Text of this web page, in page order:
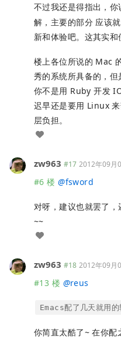
不过我还是得指出，你
解，主要的部分 应该
新和体验吧。这其实
楼上各位所说的 Mac
秀的系统所具备的，
你不是用 Ruby 开发
迟早还是要用 Linux
层负担。
zw963 #17 2012年09月
#6 楼 @fsword
对呀，建议也就罢了，
~~
zw963 #18 2012年09月
#13 楼 @reus
Emacs配了几天就用的
你简直太酷了~ 在你配